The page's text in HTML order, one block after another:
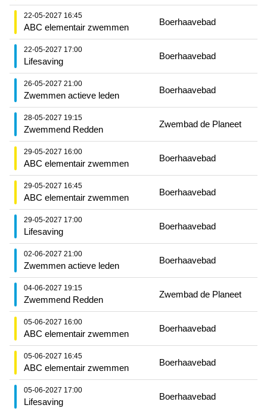
22-05-2027 16:45
ABC elementair zwemmen
Boerhaavebad
22-05-2027 17:00
Lifesaving
Boerhaavebad
26-05-2027 21:00
Zwemmen actieve leden
Boerhaavebad
28-05-2027 19:15
Zwemmend Redden
Zwembad de Planeet
29-05-2027 16:00
ABC elementair zwemmen
Boerhaavebad
29-05-2027 16:45
ABC elementair zwemmen
Boerhaavebad
29-05-2027 17:00
Lifesaving
Boerhaavebad
02-06-2027 21:00
Zwemmen actieve leden
Boerhaavebad
04-06-2027 19:15
Zwemmend Redden
Zwembad de Planeet
05-06-2027 16:00
ABC elementair zwemmen
Boerhaavebad
05-06-2027 16:45
ABC elementair zwemmen
Boerhaavebad
05-06-2027 17:00
Lifesaving
Boerhaavebad